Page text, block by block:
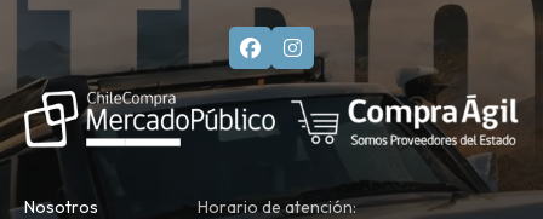
Nosotros
Horario de atención: